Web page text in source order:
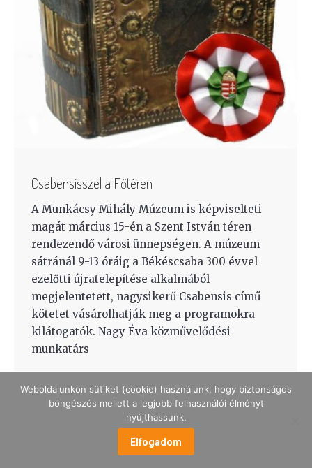
Csabensisszel a Főtéren
A Munkácsy Mihály Múzeum is képviselteti
magát március 15-én a Szent István téren
rendezendő városi ünnepségen. A múzeum
sátránál 9-13 óráig a Békéscsaba 300 évvel
ezelőtti újratelepítése alkalmából
megjelentetett, nagysikerű Csabensis című
kötetet vásárolhatják meg a programokra
kilátogatók. Nagy Éva közművelődési
munkatárs
MENÜ
Weboldalunkon sütiket (cookie) használunk, hogy biztonságos
böngészés mellett a legjobb felhasználói élményt
nyújthassunk.
Elfogadom